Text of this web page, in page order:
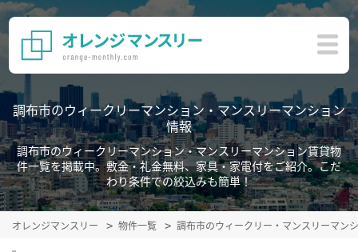
調布市のウィークリーマンション・マンスリーマンション
情報
調布市のウィークリーマンション・マンスリーマンション賃貸物
件一覧を掲載中。敷金・礼金無料、家具・家電付をご紹介。こだ
わり条件での絞込みも簡単！
オレンジマンスリー 物件一覧 調布市のウィークリー・マンスリーマン